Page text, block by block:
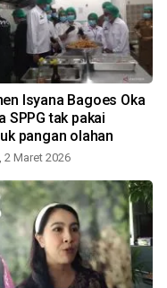
Isyana Bagoes Oka
SPPG tak pakai
pangan olahan
2 Maret 2026